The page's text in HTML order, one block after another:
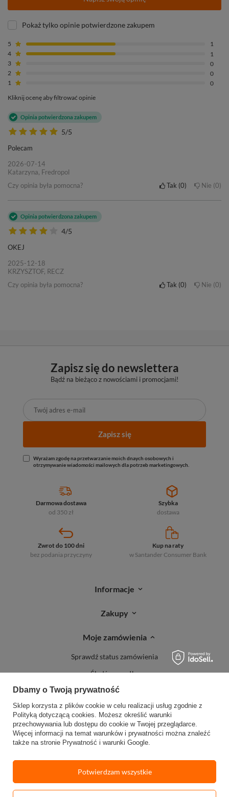
Pokaż tylko opinie potwierdzone zakupem
5
1
4
1
3
0
2
0
1
0
Kliknij ocenę aby filtrować opinie
5/5
Opinia potwierdzona zakupem
Polecam
2026-07-14
Katarzyna, Fredropol
Czy opinia była pomocna?
Tak 0 Nie 0
4/5
Opinia potwierdzona zakupem
OKEJ
2025-12-18
KRZYSZTOF, RECZ
Czy opinia była pomocna?
Tak 0 Nie 0
Zapisz się do newslettera
Bądź na bieżąco z nowościami i promocjami!
Zapisz się
Wyrażam zgodę na przetwarzanie moich dnaych osobowych i
otrzymywanie wiadomości mailowych dla potrzeb marketingowych.
Darmowa dostawa
od 350 zł
Szybka
dostawa
Zwrot do 100 dni
bez podania przyczyny
Kup na raty
w Santander Consumer Bank
Informacje
Zakupy
Moje zamówienia
Sprawdź status zamówienia
Śledź przesyłkę
Reklamacje
Zwroty
W sklepie prezentujemy ceny brutto (z VAT).Stawki VAT dla konsumentów z
Dbamy o Twoją prywatność
Sklep korzysta z plików cookie w celu realizacji usług zgodnie z
Polityką dotyczącą cookies. Możesz określić warunki
przechowywania lub dostępu do cookie w Twojej przeglądarce.
Więcej informacji na temat warunków i prywatności można znaleźć
także na stronie Prywatność i warunki Google.
Potwierdzam wszystkie